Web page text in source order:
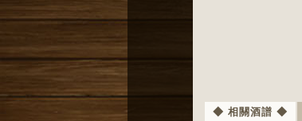
◆ 相關酒譜 ◆